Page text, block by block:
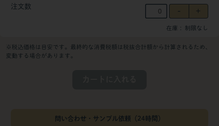
注文数
在庫 制限なし
※税込価格は目安です。最終的な消費税額は税抜合計額から計算されるため、
変動する場合があります。
問い合わせ・サンプル依頼（24時間）